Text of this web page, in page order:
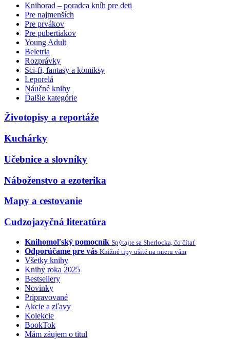
Knihorad – poradca kníh pre deti
Pre najmenších
Pre prvákov
Pre pubertiakov
Young Adult
Beletria
Rozprávky
Sci-fi, fantasy a komiksy
Leporelá
Náučné knihy
Ďalšie kategórie
Životopisy a reportáže
Kuchárky
Učebnice a slovníky
Náboženstvo a ezoterika
Mapy a cestovanie
Cudzojazyčná literatúra
Knihomoľský pomocník Spýtajte sa Sherlocka, čo čítať
Odporúčame pre vás Knižné tipy ušité na mieru vám
Všetky knihy
Knihy roka 2025
Bestsellery
Novinky
Pripravované
Akcie a zľavy
Kolekcie
BookTok
Mám záujem o titul